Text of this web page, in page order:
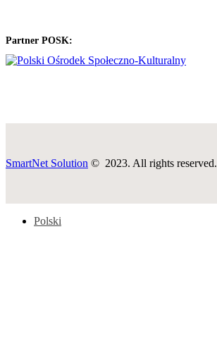
Partner POSK:
SmartNet Solution © 2023. All rights reserved.
Polski